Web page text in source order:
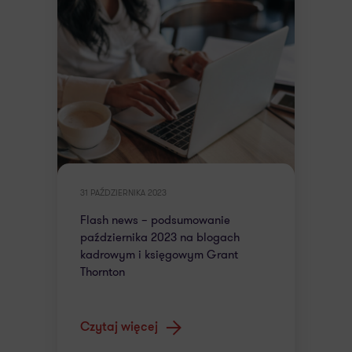
31 PAŹDZIERNIKA 2023
Flash news – podsumowanie
października 2023 na blogach
kadrowym i księgowym Grant
Thornton
Czytaj więcej